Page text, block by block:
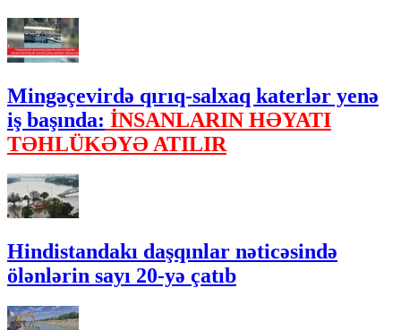
Mingəçevirdə qırıq-salxaq katerlər yenə
iş başında: İNSANLARIN HƏYATI
TƏHLÜKƏYƏ ATILIR
Hindistandakı daşqınlar nəticəsində
ölənlərin sayı 20-yə çatıb